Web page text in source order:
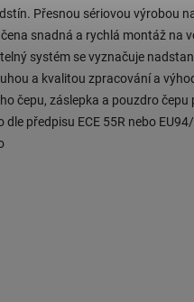
Přesnou sériovou výrobou
snadná a rychlá montáž na
systém se vyznačuje
a kvalitou zpracování a
čepu, záslepka a pouzdro čepu
předpisu ECE 55R nebo